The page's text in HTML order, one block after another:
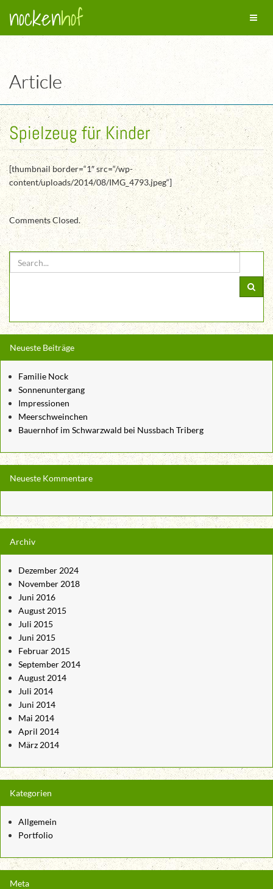
nockenhof
Toggle
Article
Spielzeug für Kinder
[thumbnail border=“1″ src=“/wp-
content/uploads/2014/08/IMG_4793.jpeg“]
Comments Closed.
Neueste Beiträge
Familie Nock
Sonnenuntergang
Impressionen
Meerschweinchen
Bauernhof im Schwarzwald bei Nussbach Triberg
Neueste Kommentare
Archiv
Dezember 2024
November 2018
Juni 2016
August 2015
Juli 2015
Juni 2015
Februar 2015
September 2014
August 2014
Juli 2014
Juni 2014
Mai 2014
April 2014
März 2014
Kategorien
Allgemein
Portfolio
Meta